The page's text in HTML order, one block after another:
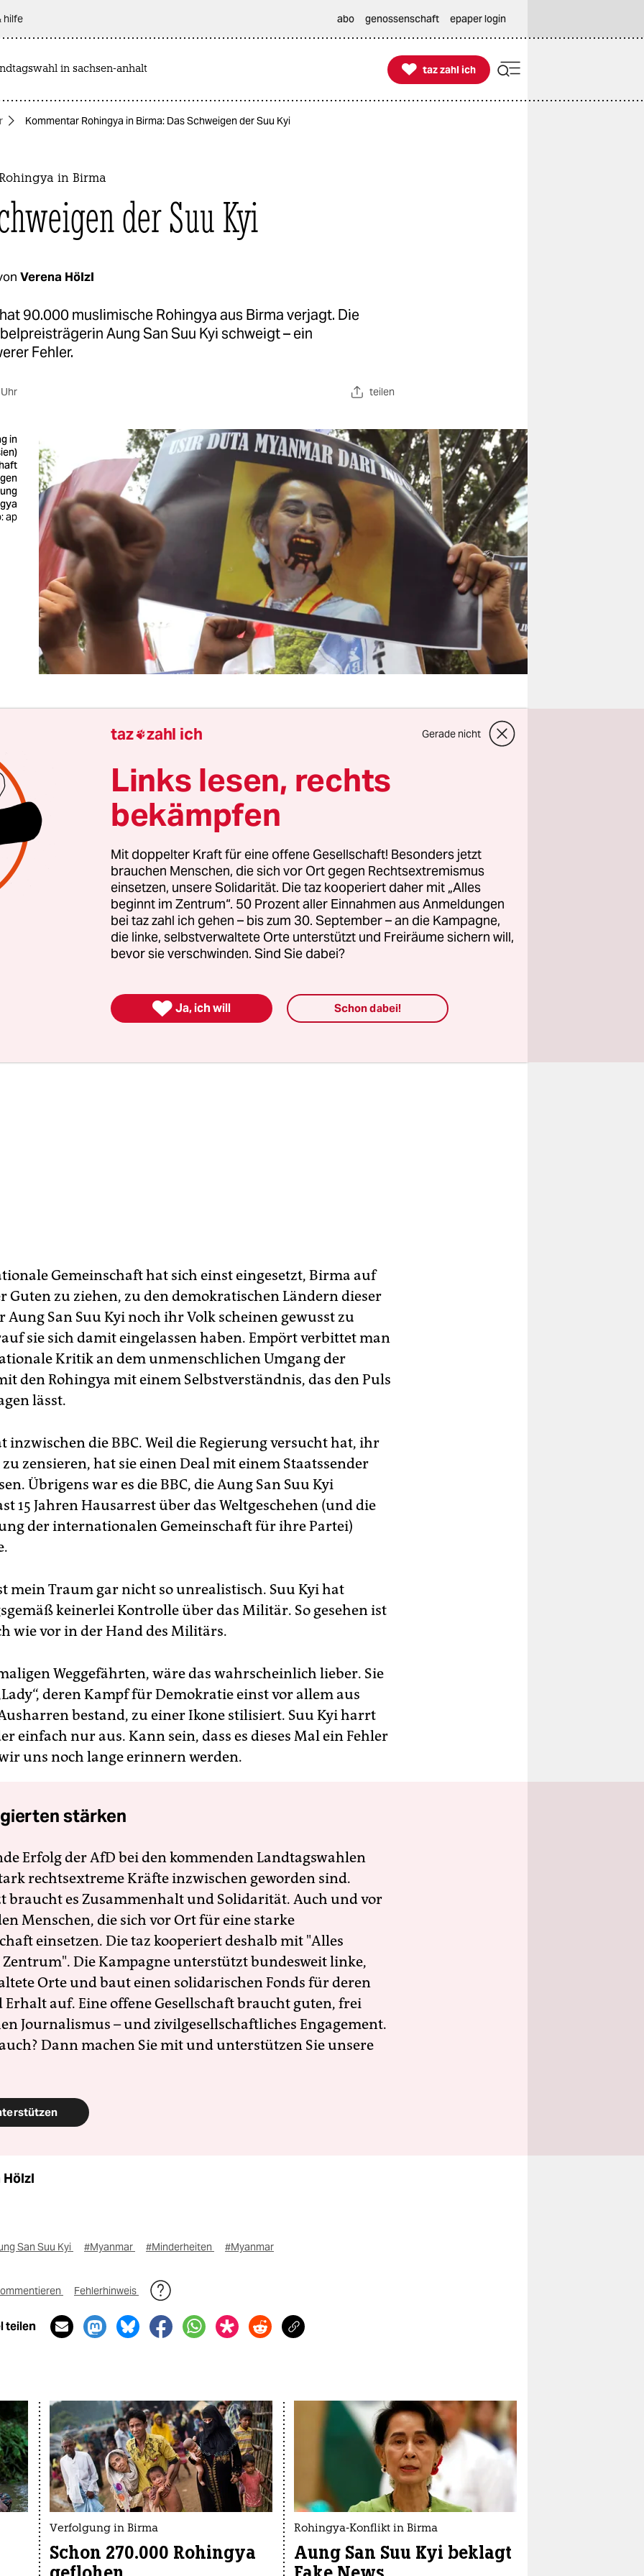
hilfe abo genossenschaft epaper login
in sachsen-anhalt 
taz zahl ich
taz zahl ich
Kommentar Rohingya in Birma: Das Schweigen der Suu Kyi
in Birma
der Suu Kyi
Verena Hölzl
90.000 muslimische Rohingya aus Birma verjagt. Die
Aung San Suu Kyi schweigt – ein
Fehler.
teilen
in
ap
Nacht habe ich von Aung San Suu Kyi geträumt. Die
und De-facto-Regierungschefin saß
und geknebelt in einem abgedichteten Raum. Ab und
Generäle sie vor die Tür, schubsen sie auf eine
weiter eisern ihren Diskurs von Freiheit und Demokratie
Konkretes zu Protokoll zu geben.
und Demokratie? Für wen eigentlich?Das
muslimische Rohingya , für die meisten Birmesen
Einwanderer aus Bangladesch, nach einem Angriff
ernannten Rohingya-Befreiungsarmee aus Birma verjagt.
Gemeinschaft hat sich einst eingesetzt, Birma auf
Guten zu ziehen, zu den demokratischen Ländern dieser
Aung San Suu Kyi noch ihr Volk scheinen gewusst zu
sie sich damit eingelassen haben. Empört verbittet man
Kritik an dem unmenschlichen Umgang der
den Rohingya mit einem Selbstverständnis, das den Puls
lässt.
inzwischen die BBC. Weil die Regierung versucht hat, ihr
zensieren, hat sie einen Deal mit einem Staatssender
Übrigens war es die BBC, die Aung San Suu Kyi
15 Jahren Hausarrest über das Weltgeschehen (und die
der internationalen Gemeinschaft für ihre Partei)
mein Traum gar nicht so unrealistisch. Suu Kyi hat
keinerlei Kontrolle über das Militär. So gesehen ist
wie vor in der Hand des Militärs.
Weggefährten, wäre das wahrscheinlich lieber. Sie
deren Kampf für Demokratie einst vor allem aus
bestand, zu einer Ikone stilisiert. Suu Kyi harrt
einfach nur aus. Kann sein, dass es dieses Mal ein Fehler
uns noch lange erinnern werden.
stärken
Erfolg der AfD bei den kommenden Landtagswahlen
rechtsextreme Kräfte inzwischen geworden sind.
braucht es Zusammenhalt und Solidarität. Auch und vor
Menschen, die sich vor Ort für eine starke
einsetzen. Die taz kooperiert deshalb mit "Alles
Die Kampagne unterstützt bundesweit linke,
Orte und baut einen solidarischen Fonds für deren
Erhalt auf. Eine offene Gesellschaft braucht guten, frei
Journalismus – und zivilgesellschaftliches Engagement.
Dann machen Sie mit und unterstützen Sie unsere
Hölzl
San Suu Kyi #Myanmar #Minderheiten #Myanmar
Fehlerhinweis
teilen
Verfolgung in Birma
Schon 270.000 Rohingya
Rohingya-Konflikt in Birma
Aung San Suu Kyi beklagt
taz zahl ich Gerade nicht
Links lesen, rechts
bekämpfen
Mit doppelter Kraft für eine offene Gesellschaft! Besonders jetzt
brauchen Menschen, die sich vor Ort gegen Rechtsextremismus
einsetzen, unsere Solidarität. Die taz kooperiert daher mit „Alles
beginnt im Zentrum“. 50 Prozent aller Einnahmen aus Anmeldungen
bei taz zahl ich gehen – bis zum 30. September – an die Kampagne,
die linke, selbstverwaltete Orte unterstützt und Freiräume sichern will,
bevor sie verschwinden. Sind Sie dabei?
 Ja, ich will Schon dabei!